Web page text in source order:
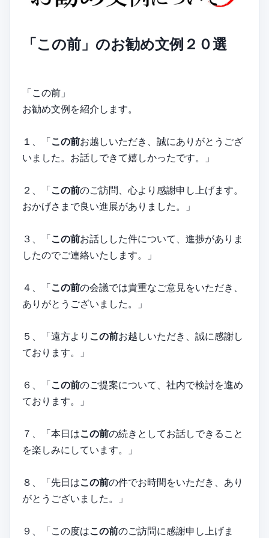
「この前」のお勧め文例２０選
「この前」
お勧め文例を紹介します。
１、「この前お越しいただき、誠にありがとうござ
いました。お話しできて嬉しかったです。」
２、「この前のご訪問、心より感謝申し上げます。
おかげさまで良い進展がありました。」
３、「この前お話しした件について、進捗がありま
したのでご連絡いたします。」
４、「この前の会議では貴重なご意見をいただき、
ありがとうございました。」
５、「遠方より この前お越しいただき、誠に感謝し
ております。」
６、「この前のご提案について、社内で検討を進め
ております。」
７、「本日はこの前の続きとしてお話しできること
を楽しみにしています。」
８、「先日はこの前の件でお時間をいただき、あり
がとうございました。」
９、「この度はこの前のご訪問に感謝申し上げま